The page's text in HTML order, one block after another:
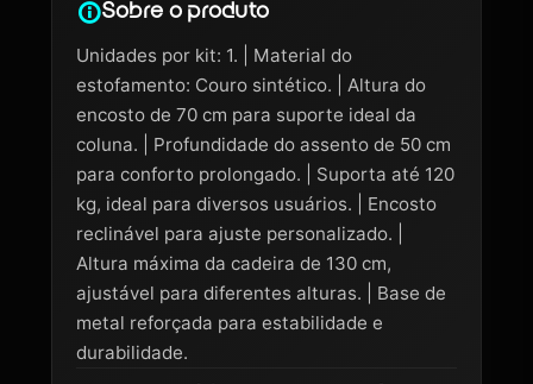
Sobre o produto
Unidades por kit: 1. | Material do
estofamento: Couro sintético. | Altura do
encosto de 70 cm para suporte ideal da
coluna. | Profundidade do assento de 50 cm
para conforto prolongado. | Suporta até 120
kg, ideal para diversos usuários. | Encosto
reclinável para ajuste personalizado. |
Altura máxima da cadeira de 130 cm,
ajustável para diferentes alturas. | Base de
metal reforçada para estabilidade e
durabilidade.